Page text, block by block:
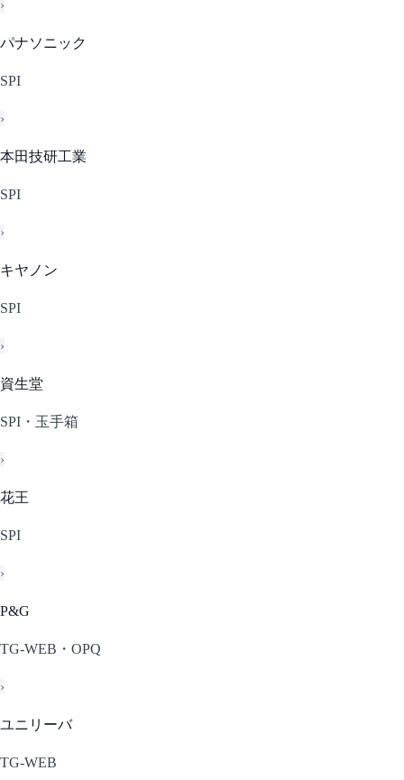
›
パナソニック
SPI
›
本田技研工業
SPI
›
キヤノン
SPI
›
資生堂
SPI・玉手箱
›
花王
SPI
›
P&G
TG-WEB・OPQ
›
ユニリーバ
TG-WEB